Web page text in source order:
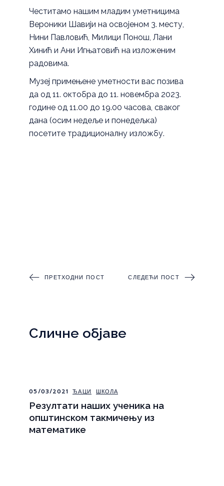
Честитамо нашим младим уметницима
Вероники Шавији на освојеном 3. месту,
Нини Павловић, Милици Понош, Лани
Хинић и Ани Игњатовић на изложеним
радовима.
Музеј примењене уметности вас позива
да од 11. октобра до 11. новембра 2023.
године од 11.00 до 19.00 часова, сваког
дана (осим недеље и понедељка)
посетите традиционалну изложбу.
ПРЕТХОДНИ ПОСТ СЛЕДЕЋИ ПОСТ
Сличне објаве
05/03/2021 ЂАЦИ ШКОЛА
Резултати наших ученика на
општинском такмичењу из
математике